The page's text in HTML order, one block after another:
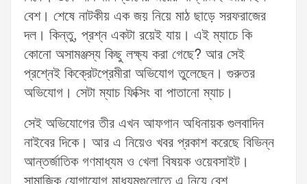
বেশ। শেষে নাটকীয় এক জয় নিয়ে মাঠ ছাড়ে সরফরাজের
দল। কিন্তু, প্রশ্ন একটা রয়েই যায়। এই ম্যাচে কি
কোনো অসামঞ্জস্য কিছু লক্ষ্য করা গেছে? আর সেই
প্রশ্নেই কিক্রেটপ্রেমীরা অভিযোগ তুলেছেন। গুরুতর
অভিযোগ। সেটা ম্যাচ ফিক্সিং বা পাতানো ম্যাচ।
সেই অভিযোগের তীর এখন আফগান অধিনায়ক গুলবাদিন
নাইবের দিকে। আর এ নিয়েও খবর প্রকাশ করেছে বিভিন্ন
আন্তর্জাতিক গণমাধ্যম ও খেলা বিষয়ক ওয়েবসাইট।